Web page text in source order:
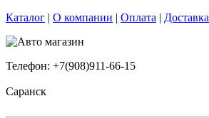
Каталог | О компании | Оплата | Доставка
Телефон: +7(908)911-66-15
Саранск